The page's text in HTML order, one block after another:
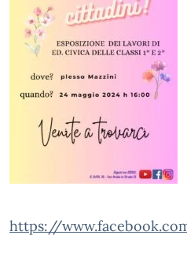
https://